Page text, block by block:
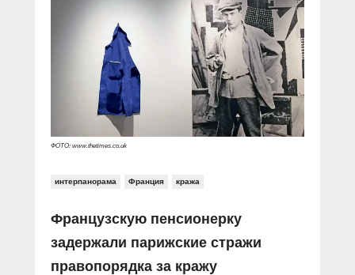
ФОТО: www.thetimes.co.uk
интерпанорама Франция кража
Французскую пенсионерку
задержали парижские стражи
правопорядка за кражу